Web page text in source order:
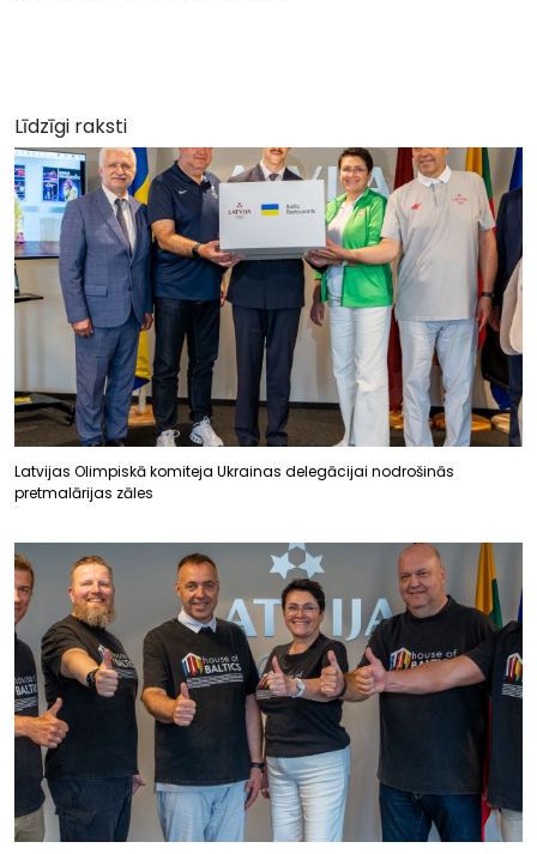
Līdzīgi raksti
Latvijas Olimpiskā komiteja Ukrainas delegācijai nodrošinās
pretmalārijas zāles